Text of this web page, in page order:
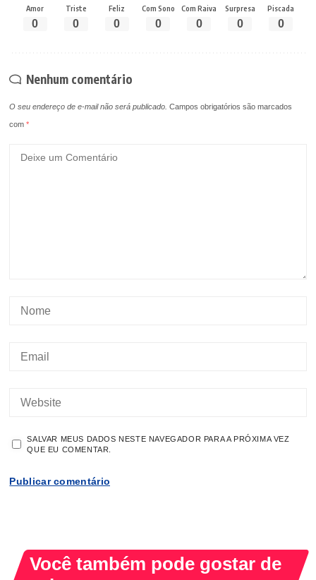
Amor
0
Triste
0
Feliz
0
Com Sono
0
Com Raiva
0
Surpresa
0
Piscada
0
Nenhum comentário
O seu endereço de e-mail não será publicado. Campos obrigatórios são marcados
com*
SALVAR MEUS DADOS NESTE NAVEGADOR PARA A PRÓXIMA VEZ
QUE EU COMENTAR.
Você também pode gostar de